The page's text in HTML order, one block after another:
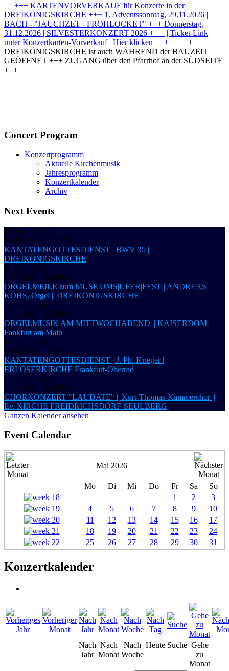
+++ KARTENVORVERKAUF für Konzerte in der
DREIKÖNIGSKIRCHE +++ 1. Adventssonntag, 29.11.2026 |
BACH - "JAUCHZET - FROHLOCKET" +++ Donnerstag,
31.12.2026 | SILVESTERKONZERT 2026 +++ || Ticket-Link
unter Konzertkarten-Vorverkauf | Hier klicken +++ +++
DREIKÖNIGSKIRCHE ist auch WÄHREND der BAUZEIT
GEÖFFNET +++ ZUGANG über den Pfarrhof an der SÜDSEITE
+++
Concert Program
Konzertprogramm
Aktuelle Kirchenmusik
Jahresprogramm
Konzertkalender
Archiv
Next Events
16 Aug. 2026;
11:00AM - 12:00PM
KANTATENGOTTESDIENST | BWV 35 ||
DREIKÖNIGSKIRCHE
29 Aug. 2026;
05:00PM - 05:30PM
ORGELMEILE zum MUSE|UMS|UFER|FEST | ANDREAS
KÖHS, Orgel || DREIKÖNIGSKIRCHE
09 Sep. 2026;
06:00PM - 06:30PM
ORGELMUSIK AM MITTWOCHABEND || KAISERDOM
Fankfurt am Main
13 Sep. 2026;
11:00AM - 12:00PM
KANTATENGOTTESDIENST | J. Ph. Krieger ||
ERLÖSERKIRCHE Frankfurt-Oberrad
26 Sep. 2026;
05:00PM - 06:30PM
CHORKONZERT "LAUDATE" || Kurt-Thomas-Kammerchor ||
Ev. KIRCHE FREIDRICHSDORF-SEULBERG
Ganzen Kalender ansehen
Event Calendar
Mai 2026
Mo Di Mi Do Fr Sa
So
1
2
3
4
5 6 7 8 9
10
11
12 13 14 15 16
17
18
19 20 21 22 23
24
25
26 27 28 29 30 31
Konzertkalender
Nach
Jahr
Nach
Monat
Nach
Woche
Heute Suche Gehe
zu
Monat